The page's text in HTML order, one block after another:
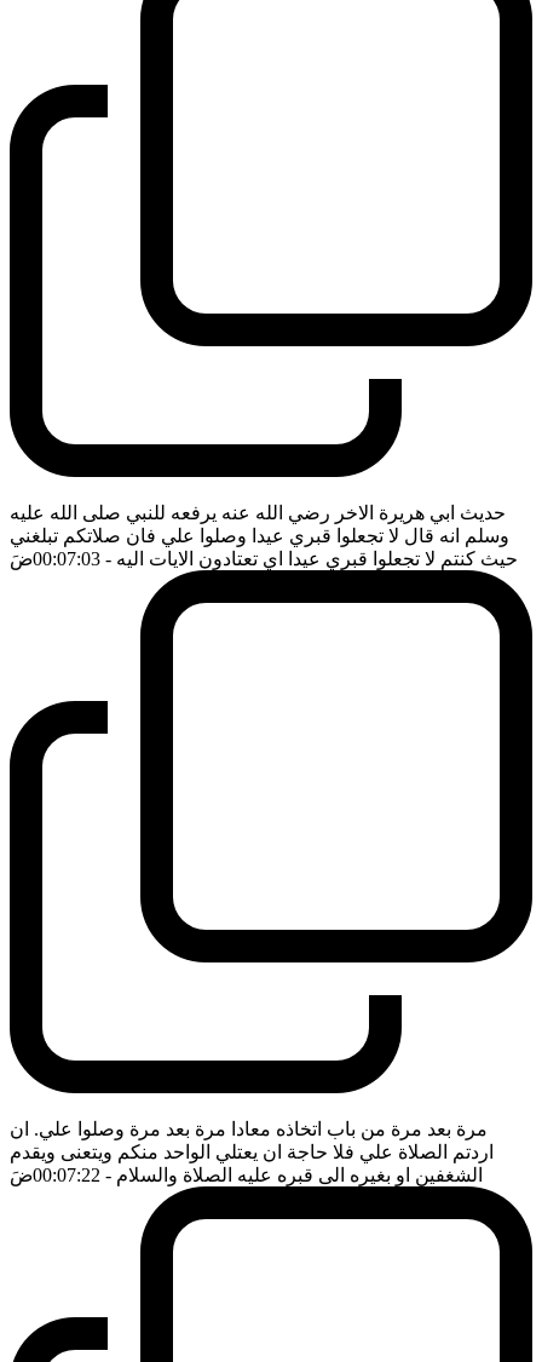
حديث ابي هريرة الاخر رضي الله عنه يرفعه للنبي صلى الله عليه
وسلم انه قال لا تجعلوا قبري عيدا وصلوا علي فان صلاتكم تبلغني
حيث كنتم لا تجعلوا قبري عيدا اي تعتادون الايات اليه - 00:07:03 ضَ
مرة بعد مرة من باب اتخاذه معادا مرة بعد مرة وصلوا علي. ان
اردتم الصلاة علي فلا حاجة ان يعتلي الواحد منكم ويتعنى ويقدم
الشغفين او بغيره الى قبره عليه الصلاة والسلام - 00:07:22 ضَ